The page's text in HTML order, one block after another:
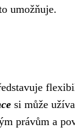
umožňuje.
si může
právům a